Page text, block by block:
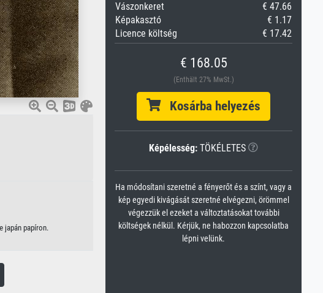
japán papíron.
Vászonkeret
€ 47.66
Képakasztó
€ 1.17
Licence költség
€ 17.42
€ 168.05
(Enthält 27% MwSt.)
Kosárba helyezés
Képélesség: TÖKÉLETES
Ha módosítani szeretné a fényerőt és a színt, vagy a
kép egyedi kivágását szeretné elvégezni, örömmel
végezzük el ezeket a változtatásokat további
költségek nélkül. Kérjük, ne habozzon kapcsolatba
lépni velünk.